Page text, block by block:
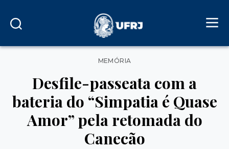
Categorias
MEMÓRIA
Desfile-passeata com a
bateria do “Simpatia é Quase
Amor” pela retomada do
Canecão